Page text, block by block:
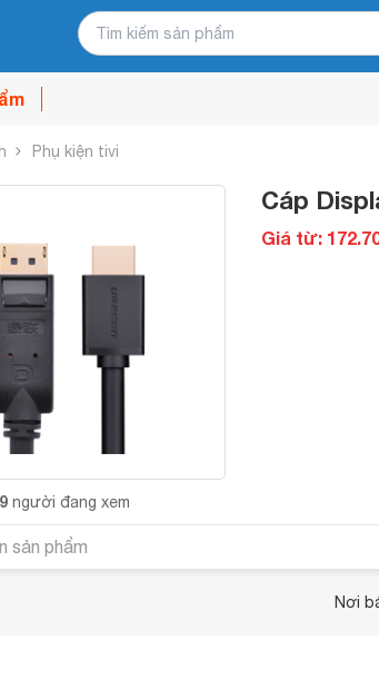
Phụ kiện tivi
người đang xem
Cáp
Giá từ:
sản phẩm
Nơi